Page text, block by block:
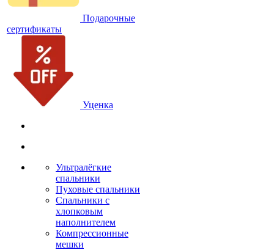
Подарочные
сертификаты
Уценка
Ультралёгкие
спальники
Пуховые спальники
Спальники с
хлопковым
наполнителем
Компрессионные
мешки